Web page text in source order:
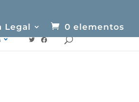
Legal 0 elementos